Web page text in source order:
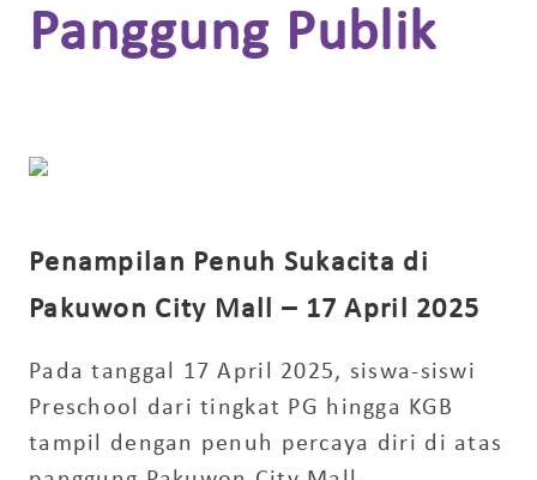
Panggung Publik
Penampilan Penuh Sukacita di
Pakuwon City Mall – 17 April 2025
Pada tanggal 17 April 2025, siswa-siswi
Preschool dari tingkat PG hingga KGB
tampil dengan penuh percaya diri di atas